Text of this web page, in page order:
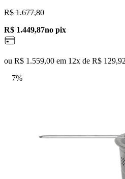
R$ 1.677,80
R$ 1.449,87no pix
ou R$ 1.559,00 em 12x de R$
7%